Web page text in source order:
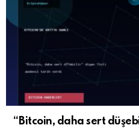
“Bitcoin, daha sert